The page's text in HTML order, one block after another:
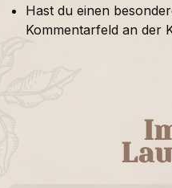
Hast du einen
Kommentarfeld an der